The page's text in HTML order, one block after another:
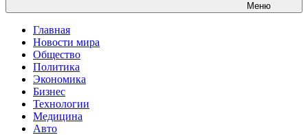
Меню
Главная
Новости мира
Общество
Политика
Экономика
Бизнес
Технологии
Медицина
Авто